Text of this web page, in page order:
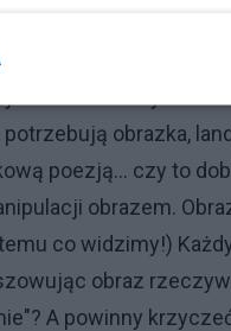
może
Polacy i w ogóle
kazań naszych
obrazka,
poezją... czy to
obrazem.
co widzimy!)
obraz
A powinny